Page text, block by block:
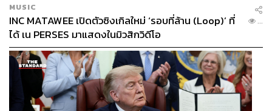
MUSIC
INC MATAWEE เปิดตัวซิงเกิลใหม่ ‘รอบที่ล้าน (Loop)’ ที่
ได้ เน PERSES มาแสดงในมิวสิกวิดีโอ
...